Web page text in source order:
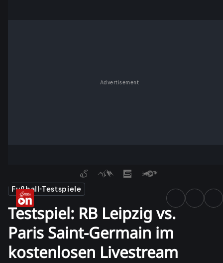
Advertisement
Fußball-Testspiele
Testspiel: RB Leipzig vs.
Paris Saint-Germain im
kostenlosen Livestream